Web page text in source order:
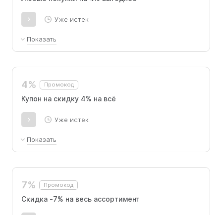
Уже истек
Показать
с другими предложениями и не действует в
4% Промокод
Купон на скидку 4% на всё
Уже истек
Показать
с другими предложениями и не действует в
7% Промокод
Скидка -7% на весь ассортимент